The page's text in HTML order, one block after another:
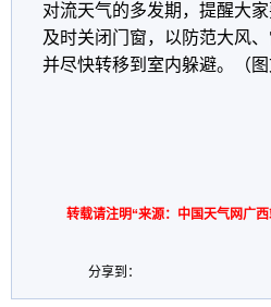
对流天气的多发期，提醒大
及时关闭门窗，以防范大风
并尽快转移到室内躲避。（图
转载请注明“来源：中国天气网广西
分享到：